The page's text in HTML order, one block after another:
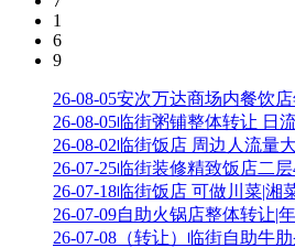
1
6
9
26-08-05安次万达商场内餐饮
26-08-05临街粥铺整体转让 日
26-08-02临街饭店 周边人流量
26-07-25临街装修精致饭店二
26-07-18临街饭店 可做川菜|湘
26-07-09自助火锅店整体转让|
26-07-08 （转让）临街自助牛